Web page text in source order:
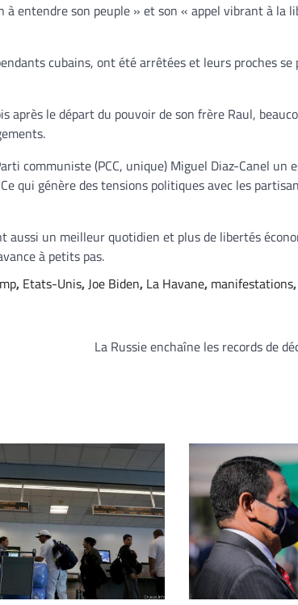
à entendre son peuple » et son « appel vibrant à la
cubains, ont été arrêtées et leurs proches
le départ du pouvoir de son frère Raul,
communiste (PCC, unique) Miguel Diaz-Canel un
qui génère des tensions politiques avec les
aussi un meilleur quotidien et plus de libertés
à petits pas.
, Etats-Unis,Joe Biden, La Havane, manifestations,
La Russie enchaîne les records de